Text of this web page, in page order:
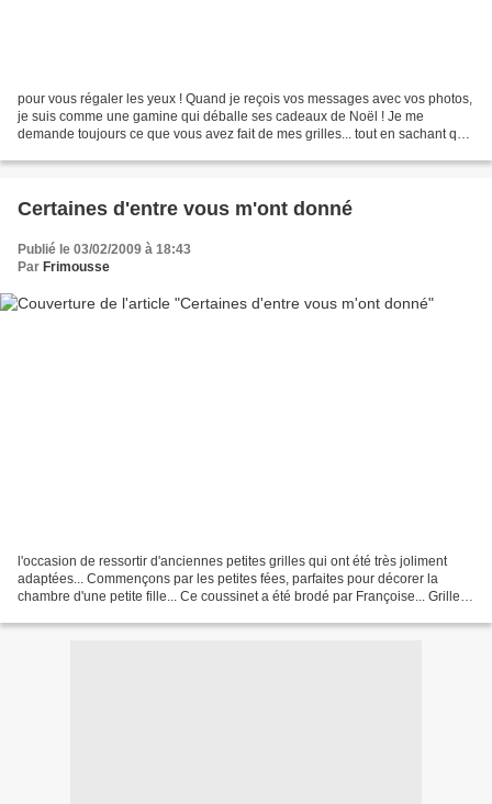
pour vous régaler les yeux ! Quand je reçois vos messages avec vos photos,
je suis comme une gamine qui déballe ses cadeaux de Noël ! Je me
demande toujours ce que vous avez fait de mes grilles... tout en sachant que
Certaines d'entre vous m'ont donné
Publié le 03/02/2009 à 18:43
Par Frimousse
l'occasion de ressortir d'anciennes petites grilles qui ont été très joliment
adaptées... Commençons par les petites fées, parfaites pour décorer la
chambre d'une petite fille... Ce coussinet a été brodé par Françoise... Grille